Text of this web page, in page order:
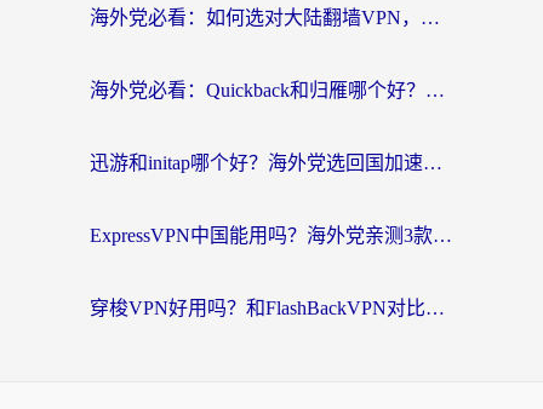
海外党必看：如何选对大陆翻墙VPN，实现国内资源无缝访问？
海外党必看：Quickback和归雁哪个好？附3组加速器对比+番茄加速器实测体验
迅游和initap哪个好？海外党选回国加速器必看的真实体验对比+避坑指南
ExpressVPN中国能用吗？海外党亲测3款热门回国加速器，教你避开破解VPN坑
穿梭VPN好用吗？和FlashBackVPN对比哪个回国效果更好？海外党亲测3款加速器+避坑指南